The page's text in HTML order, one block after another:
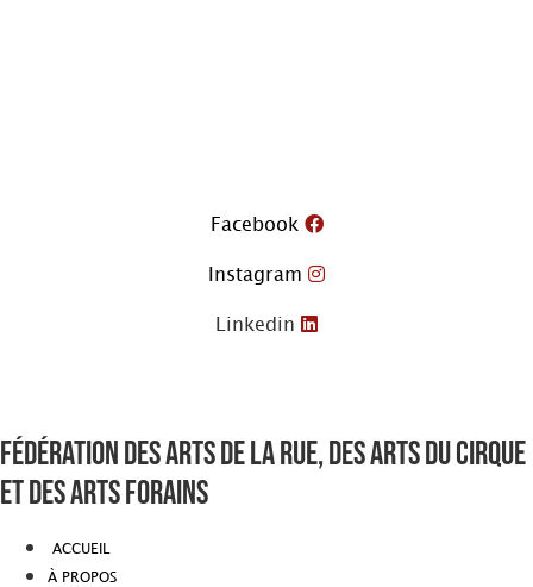
Facebook
Instagram
Linkedin
Fédération des arts de la rue, des arts du cirque
et des arts forains
ACCUEIL
À PROPOS